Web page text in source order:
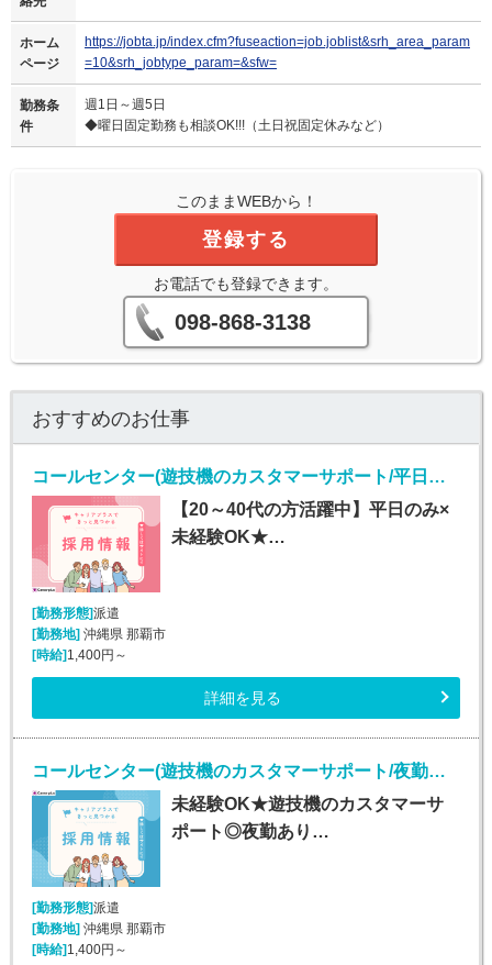
ホーム
ページ
https://jobta.jp/index.cfm?fuseaction=job.joblist&srh_area_param
=10&srh_jobtype_param=&sfw=
勤務条
件
週1日～週5日
◆曜日固定勤務も相談OK!!!（土日祝固定休みなど）
このままWEBから！
登録する
お電話でも登録できます。
098-868-3138
おすすめのお仕事
コールセンター(遊技機のカスタマーサポート/平日のみ/長期)
【20～40代の方活躍中】平日のみ×
未経験OK★…
[勤務形態]派遣
[勤務地] 沖縄県 那覇市
[時給] 1,400円～
詳細を見る
コールセンター(遊技機のカスタマーサポート/夜勤あり/長期)
未経験OK★遊技機のカスタマーサ
ポート◎夜勤あり…
[勤務形態]派遣
[勤務地]沖縄県 那覇市
[時給]1,400円～